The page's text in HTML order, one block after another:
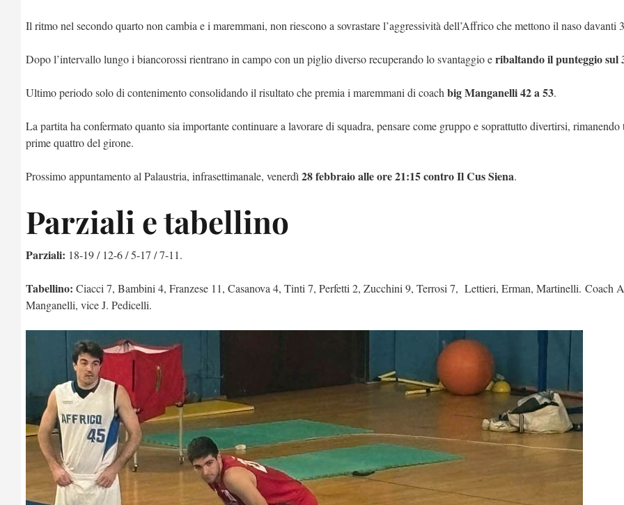
Il ritmo nel secondo quarto non cambia e i maremmani, non riescono a sovrastare l’aggressività dell’Affrico che mettono il naso davanti
Dopo l’intervallo lungo i biancorossi rientrano in campo con un piglio diverso recuperando lo svantaggio eribaltando il punteggio sul
Ultimo periodo solo di contenimento consolidando il risultato che premia i maremmani di coach big Manganelli 42 a 53.
La partita ha confermato quanto sia importante continuare a lavorare di squadra, pensare come gruppo e soprattutto divertirsi, rimanendo
prime quattro del girone.
Prossimo appuntamento al Palaustria, infrasettimanale, venerdì 28 febbraio alle ore 21:15 contro Il Cus Siena.
Parziali e tabellino
Parziali: 18-19 / 12-6 / 5-17 / 7-11.
Tabellino: Ciacci 7, Bambini 4, Franzese 11, Casanova 4, Tinti 7, Perfetti 2, Zucchini 9, Terrosi 7, Lettieri, Erman, Martinelli. Coach
Manganelli, vice J. Pedicelli.